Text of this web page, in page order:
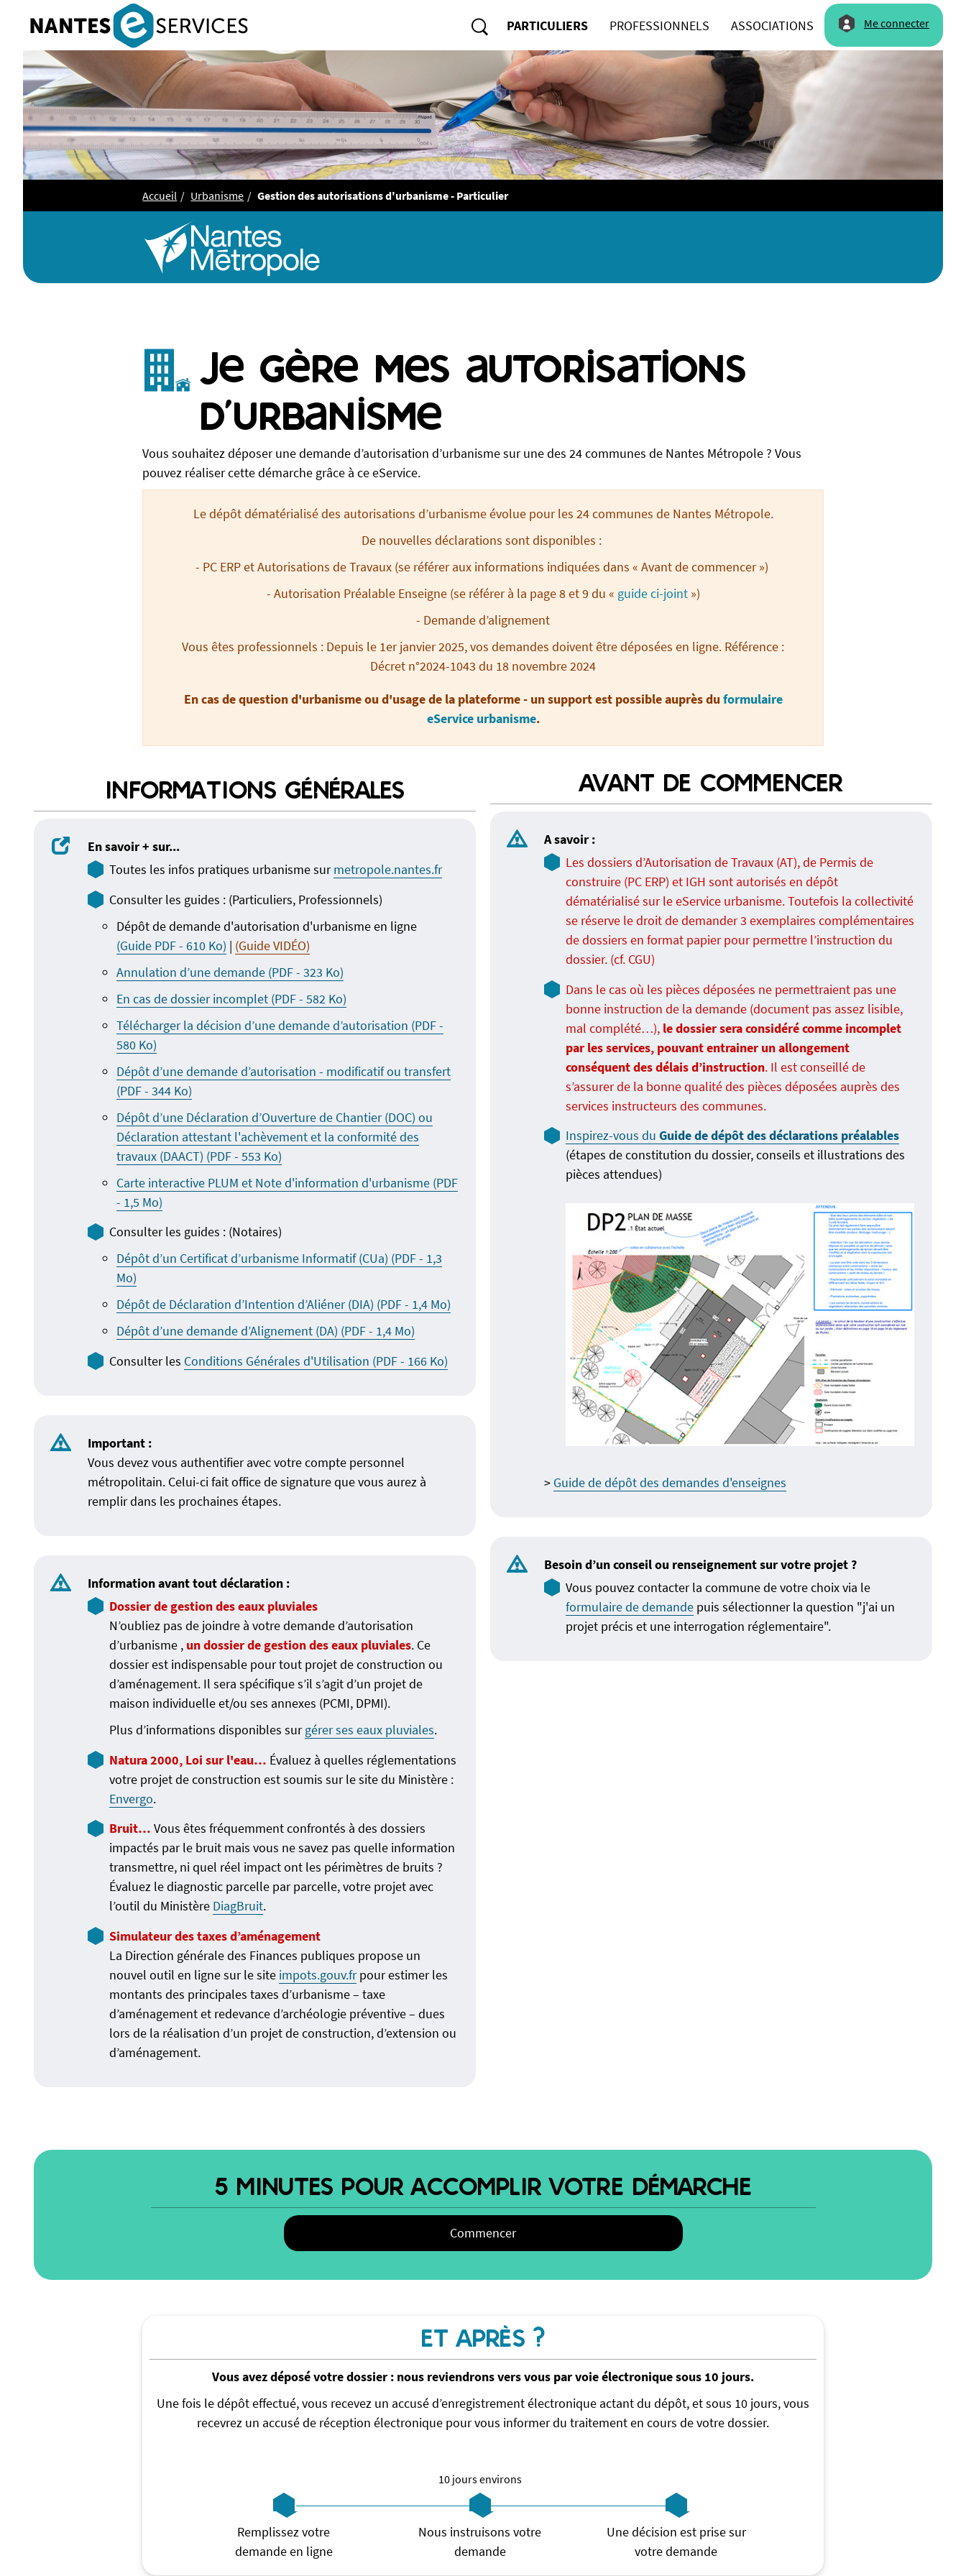
RechercherPARTICULIERS PROFESSIONNELS ASSOCIATIONS Me connecter
Accueil Urbanisme Gestion des autorisations d'urbanisme - Particulier
Je gère mes autorisations
d’urbanisme
Vous souhaitez déposer une demande d’autorisation d’urbanisme sur une des 24 communes de Nantes Métropole ? Vous
pouvez réaliser cette démarche grâce à ce eService.
Le dépôt dématérialisé des autorisations d’urbanisme évolue pour les 24 communes de Nantes Métropole.
De nouvelles déclarations sont disponibles :
- PC ERP et Autorisations de Travaux (se référer aux informations indiquées dans « Avant de commencer »)
- Autorisation Préalable Enseigne (se référer à la page 8 et 9 du « guide ci-joint »)
- Demande d’alignement
Vous êtes professionnels : Depuis le 1er janvier 2025, vos demandes doivent être déposées en ligne. Référence :
Décret n°2024-1043 du 18 novembre 2024
En cas de question d'urbanisme ou d'usage de la plateforme - un support est possible auprès du formulaire
eService urbanisme.
INFORMATIONS GÉNÉRALES
En savoir + sur...
Toutes les infos pratiques urbanisme surmetropole.nantes.fr(Ouvre un nouvel onglet)
Consulter les guides : (Particuliers, Professionnels)
Dépôt de demande d'autorisation d'urbanisme en ligne
(Guide PDF - 610 Ko) (Ouvre un nouvel onglet)
| (Guide VIDÉO)
Annulation d’une demande (PDF - 323 Ko)
En cas de dossier incomplet (PDF - 582 Ko)
Télécharger la décision d’une demande d’autorisation (PDF -
580 Ko)
Dépôt d’une demande d’autorisation - modificatif ou transfert
(PDF - 344 Ko)
Dépôt d’une Déclaration d’Ouverture de Chantier (DOC) ou
Déclaration attestant l'achèvement et la conformité des
travaux (DAACT) (PDF - 553 Ko)
Carte interactive PLUM et Note d'information d'urbanisme (PDF
- 1,5 Mo)
Consulter les guides : (Notaires)
Dépôt d’un Certificat d’urbanisme Informatif (CUa) (PDF - 1,3
Mo)
Dépôt de Déclaration d’Intention d’Aliéner (DIA) (PDF - 1,4 Mo) (Ouvre un nouvel onglet)
Dépôt d’une demande d’Alignement (DA) (PDF - 1,4 Mo)
Consulter les Conditions Générales d'Utilisation (PDF - 166 Ko) (Ouvre un nouvel onglet)
Important :
Vous devez vous authentifier avec votre compte personnel
métropolitain. Celui-ci fait office de signature que vous aurez à
remplir dans les prochaines étapes.
Information avant tout déclaration :
Dossier de gestion des eaux pluviales
N’oubliez pas de joindre à votre demande d’autorisation
d’urbanisme , un dossier de gestion des eaux pluviales. Ce
dossier est indispensable pour tout projet de construction ou
d’aménagement. Il sera spécifique s’il s’agit d’un projet de
maison individuelle et/ou ses annexes (PCMI, DPMI).
Plus d’informations disponibles surgérer ses eaux pluviales.
Natura 2000, Loi sur l'eau… Évaluez à quelles réglementations
votre projet de construction est soumis sur le site du Ministère :
Envergo.
Bruit… Vous êtes fréquemment confrontés à des dossiers
impactés par le bruit mais vous ne savez pas quelle information
transmettre, ni quel réel impact ont les périmètres de bruits ?
Évaluez le diagnostic parcelle par parcelle, votre projet avec
l’outil du Ministère DiagBruit.
Simulateur des taxes d’aménagement
La Direction générale des Finances publiques propose un
nouvel outil en ligne sur le site impots.gouv.frpour estimer les
montants des principales taxes d’urbanisme – taxe
d’aménagement et redevance d’archéologie préventive – dues
lors de la réalisation d’un projet de construction, d’extension ou
d’aménagement.
AVANT DE COMMENCER
A savoir :
Les dossiers d’Autorisation de Travaux (AT), de Permis de
construire (PC ERP) et IGH sont autorisés en dépôt
dématérialisé sur le eService urbanisme. Toutefois la collectivité
se réserve le droit de demander 3 exemplaires complémentaires
de dossiers en format papier pour permettre l’instruction du
dossier. (cf. CGU)
Dans le cas où les pièces déposées ne permettraient pas une
bonne instruction de la demande (document pas assez lisible,
mal complété…), le dossier sera considéré comme incomplet
par les services, pouvant entrainer un allongement
conséquent des délais d’instruction. Il est conseillé de
s’assurer de la bonne qualité des pièces déposées auprès des
services instructeurs des communes.
Inspirez-vous du Guide de dépôt des déclarations préalables
(étapes de constitution du dossier, conseils et illustrations des
pièces attendues)
> Guide de dépôt des demandes d'enseignes
Besoin d’un conseil ou renseignement sur votre projet ?
Vous pouvez contacter la commune de votre choix via le
formulaire de demande puis sélectionner la question "j'ai un
projet précis et une interrogation réglementaire".
5 MINUTES POUR ACCOMPLIR VOTRE DÉMARCHE
Commencer
ET APRÈS ?
Vous avez déposé votre dossier : nous reviendrons vers vous par voie électronique sous 10 jours.
Une fois le dépôt effectué, vous recevez un accusé d’enregistrement électronique actant du dépôt, et sous 10 jours, vous
recevrez un accusé de réception électronique pour vous informer du traitement en cours de votre dossier.
Remplissez votre
demande en ligne
10 jours environs
Nous instruisons votre
demande
Une décision est prise sur
votre demande